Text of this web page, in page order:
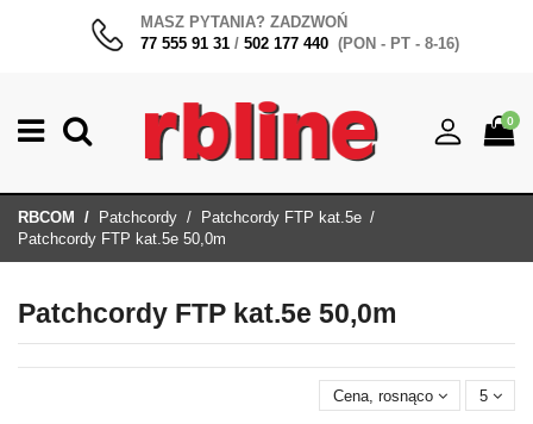
MASZ PYTANIA? ZADZWOŃ
77 555 91 31 / 502 177 440 (PON - PT - 8-16)
0
RBCOM Patchcordy
Patchcordy FTP kat.5e
Patchcordy FTP kat.5e 50,0m
Patchcordy FTP kat.5e 50,0m
Cena, rosnąco 5